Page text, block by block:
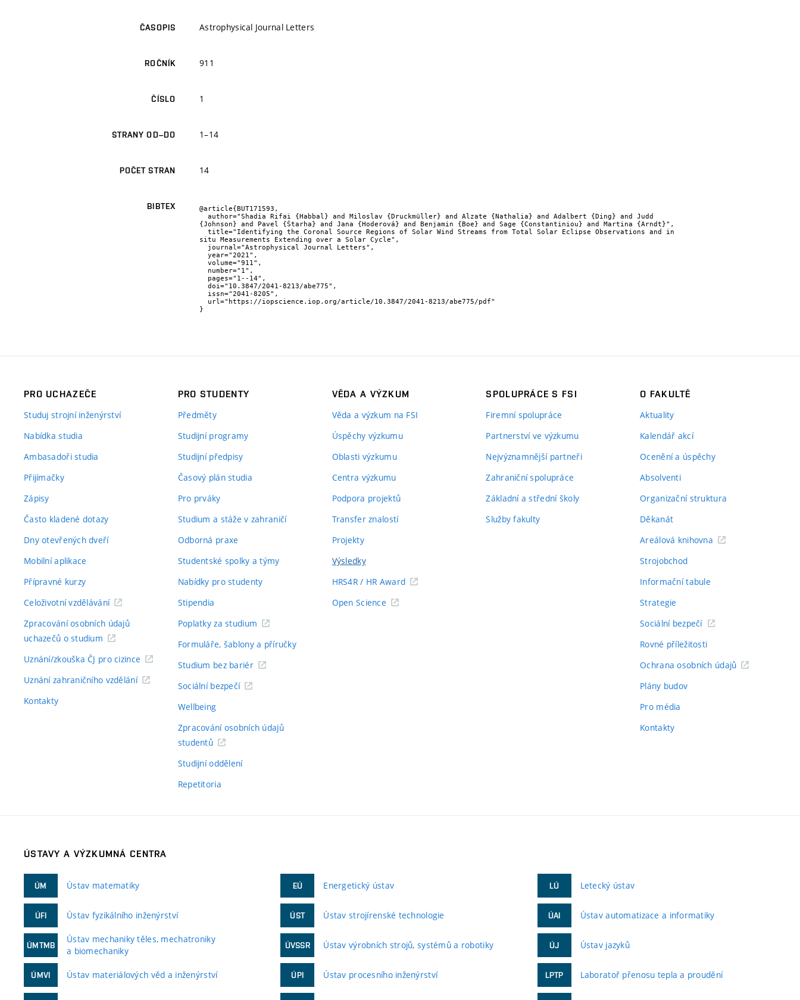
ČASOPIS Astrophysical Journal Letters
ROČNÍK 911
ČÍSLO 1
STRANY OD–DO 1–14
POČET STRAN 14
BIBTEX
@article{BUT171593,
{Johnson} and Pavel {Štarha} and Jana {Hoderová} and Benjamin {Boe} and Sage {Constantiniou} and Martina {Arndt}",
situ Measurements Extending over a Solar Cycle",
}
PRO UCHAZEČE
Studuj strojní inženýrství
Nabídka studia
Ambasadoři studia
Přijímačky
Zápisy
Často kladené dotazy
Dny otevřených dveří
Mobilní aplikace
Přípravné kurzy
Celoživotní vzdělávání
Zpracování osobních údajů
uchazečů o studium
Uznání/zkouška ČJ pro cizince
Uznání zahraničního vzdělání
Kontakty
PRO STUDENTY
Předměty
Studijní programy
Studijní předpisy
Časový plán studia
Pro prváky
Studium a stáže v zahraničí
Odborná praxe
Studentské spolky a týmy
Nabídky pro studenty
Stipendia
Poplatky za studium
Formuláře, šablony a příručky
Studium bez bariér
Sociální bezpečí
Wellbeing
Zpracování osobních údajů
studentů
Studijní oddělení
Repetitoria
VĚDA A VÝZKUM
Věda a výzkum na FSI
Úspěchy výzkumu
Oblasti výzkumu
Centra výzkumu
Podpora projektů
Transfer znalostí
Projekty
Výsledky
HRS4R / HR Award
Open Science
SPOLUPRÁCE S FSI
Firemní spolupráce
Partnerství ve výzkumu
Nejvýznamnější partneři
Zahraniční spolupráce
Základní a střední školy
Služby fakulty
O FAKULTĚ
Aktuality
Kalendář akcí
Ocenění a úspěchy
Absolventi
Organizační struktura
Děkanát
Areálová knihovna
Strojobchod
Informační tabule
Strategie
Sociální bezpečí
Rovné příležitosti
Ochrana osobních údajů
Plány budov
Pro média
Kontakty
ÚSTAVY A VÝZKUMNÁ CENTRA
ÚM Ústav matematiky
ÚFI Ústav fyzikálního inženýrství
ÚMTMB
Ústav mechaniky těles, mechatroniky
a biomechaniky
ÚMVI Ústav materiálových věd a inženýrství
EÚ Energetický ústav
ÚST Ústav strojírenské technologie
ÚVSSR Ústav výrobních strojů, systémů a robotiky
ÚPI Ústav procesního inženýrství
LÚ Letecký ústav
ÚAI Ústav automatizace a informatiky
ÚJ Ústav jazyků
LPTP Laboratoř přenosu tepla a proudění